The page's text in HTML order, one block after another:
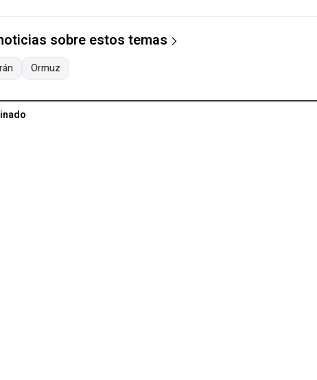
sobre estos temas
Ormuz